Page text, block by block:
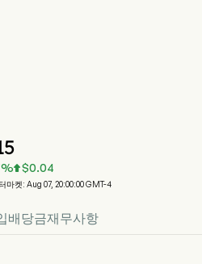
% $0.04
마켓: Aug 07, 20:00:00 GMT-4
배당금재무사항